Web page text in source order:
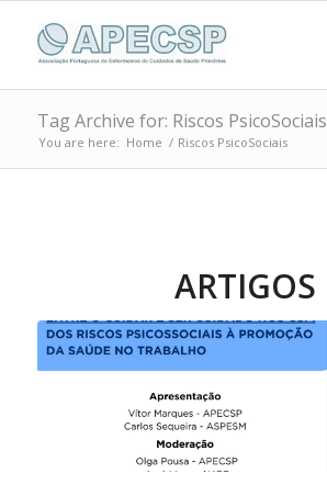
Tag Archive for: Riscos PsicoSociais
You are here: Home / Riscos PsicoSociais
ARTIGOS